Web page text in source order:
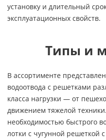
установку и длительный
эксплуатационных свойств.
Типы и
В ассортименте
водоотвода с решетками
класса нагрузки — от
движением тяжелой
необходимостью быстрого
лотки с чугунной решеткой